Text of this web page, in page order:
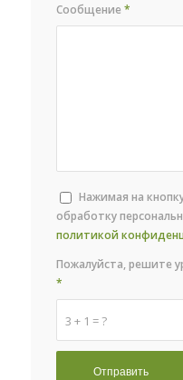
Сообщение*
Нажимая на
обработку
политикой
3 + 1 = ?
Пожалуйста, решите
*